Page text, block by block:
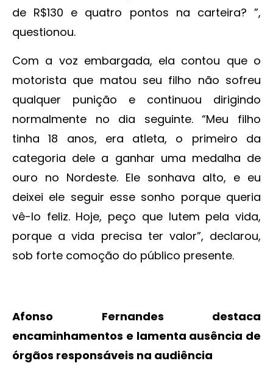
de R$130 e quatro pontos na carteira? ”,
questionou.
Com a voz embargada, ela contou que o
motorista que matou seu filho não sofreu
qualquer punição e continuou dirigindo
normalmente no dia seguinte. “Meu filho
tinha 18 anos, era atleta, o primeiro da
categoria dele a ganhar uma medalha de
ouro no Nordeste. Ele sonhava alto, e eu
deixei ele seguir esse sonho porque queria
vê-lo feliz. Hoje, peço que lutem pela vida,
porque a vida precisa ter valor”, declarou,
sob forte comoção do público presente.
Afonso Fernandes destaca
encaminhamentos e lamenta ausência de
órgãos responsáveis na audiência